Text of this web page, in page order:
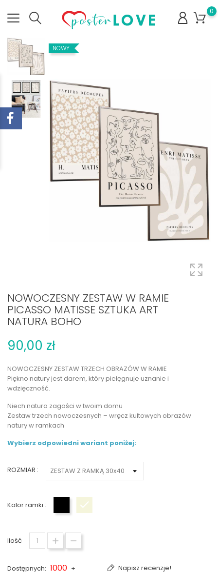
0
NOWY
NOWOCZESNY ZESTAW W RAMIE
PICASSO MATISSE SZTUKA ART
NATURA BOHO
90,00 zł
NOWOCZESNY ZESTAW TRZECH OBRAZÓW W RAMIE
Piękno natury jest darem, który pielęgnuje uznanie i
wdzięczność.
Niech natura zagości w twoim domu
Zestaw trzech nowoczesnych – wręcz kultowych obrazów
natury w ramkach
Wybierz odpowiedni wariant poniżej:
ROZMIAR :
Kolor ramki : Czarny
Ilość
Napisz recenzje!
Dostępnych: 1000 +